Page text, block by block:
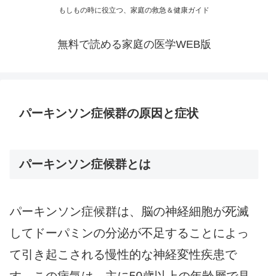
もしもの時に役立つ、家庭の救急＆健康ガイド
無料で読める家庭の医学WEB版
パーキンソン症候群の原因と症状
パーキンソン症候群とは
パーキンソン症候群は、脳の神経細胞が死滅
してドーパミンの分泌が不足することによっ
て引き起こされる慢性的な神経変性疾患で